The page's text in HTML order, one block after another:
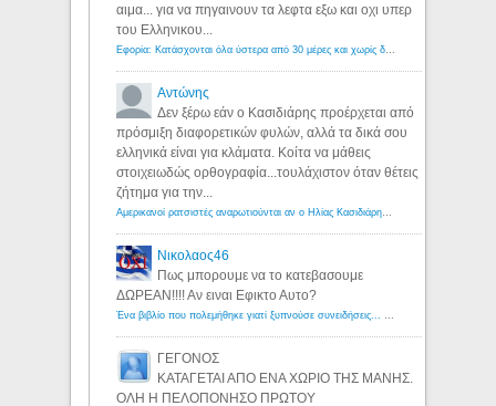
αιμα... για να πηγαινουν τα λεφτα εξω και οχι υπερ
του Ελληνικου...
Αντώνης
Δεν ξέρω εάν ο Κασιδιάρης προέρχεται από
πρόσμιξη διαφορετικών φυλών, αλλά τα δικά σου
ελληνικά είναι για κλάματα. Κοίτα να μάθεις
στοιχειωδώς ορθογραφία...τουλάχιστον όταν θέτεις
ζήτημα για την...
Νικολαος46
Πως μπορουμε να το κατεβασουμε
ΔΩΡΕΑΝ!!!! Αν ειναι Εφικτο Αυτο?
ΓΕΓΟΝΟΣ
ΚΑΤΑΓΕΤΑΙ ΑΠΟ ΕΝΑ ΧΩΡΙΟ ΤΗΣ ΜΑΝΗΣ.
ΟΛΗ Η ΠΕΛΟΠΟΝΗΣΟ ΠΡΩΤΟΥ